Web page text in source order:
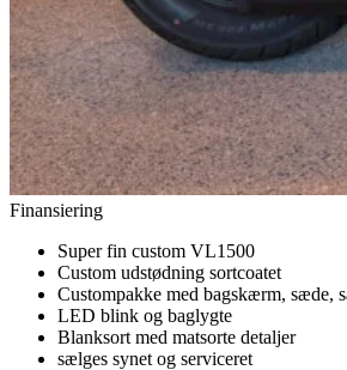
Finansiering
Super fin custom VL1500
Custom udstødning sortcoatet
Custompakke med bagskærm, sæde,
LED blink og baglygte
Blanksort med matsorte detaljer
sælges synet og serviceret